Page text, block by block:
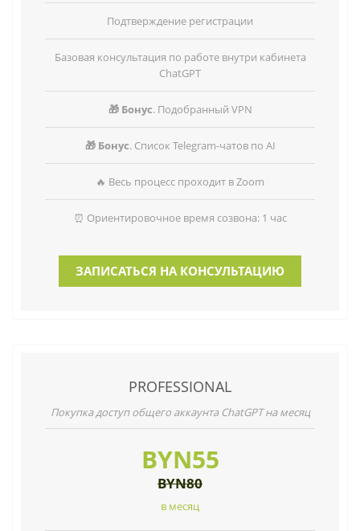
Подтверждение регистрации
Базовая консультация по работе внутри кабинета
ChatGPT
🎁 Бонус. Подобранный VPN
🎁 Бонус. Список Telegram-чатов по AI
🔥 Весь процесс проходит в Zoom
⏰ Ориентировочное время созвона: 1 час
ЗАПИСАТЬСЯ НА КОНСУЛЬТАЦИЮ
PROFESSIONAL
Покупка доступ общего аккаунта ChatGPT на месяц
BYN55
BYN80
в месяц